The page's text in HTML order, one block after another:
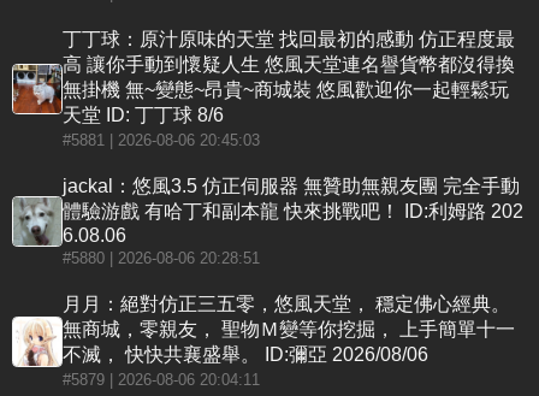
丁丁球：原汁原味的天堂 找回最初的感動 仿正程度最
高 讓你手動到懷疑人生 悠風天堂連名譽貨幣都沒得換
無掛機 無~變態~昂貴~商城裝 悠風歡迎你一起輕鬆玩
天堂 ID: 丁丁球 8/6
#5881 | 2026-08-06 20:45:03
jackal：悠風3.5 仿正伺服器 無贊助無親友團 完全手動
體驗游戲 有哈丁和副本龍 快來挑戰吧！ ID:利姆路 202
6.08.06
#5880 | 2026-08-06 20:28:51
月月：絕對仿正三五零，悠風天堂， 穩定佛心經典。
無商城，零親友， 聖物Ｍ變等你挖掘， 上手簡單十一
不滅， 快快共襄盛舉。 ID:彌亞 2026/08/06
#5879 | 2026-08-06 20:04:11